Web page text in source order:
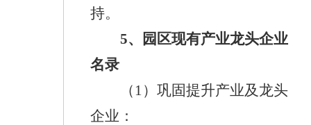
持。
5、
园区现有产业龙头企业
名录
（ 1 ）巩固提升产业及龙头
企业：